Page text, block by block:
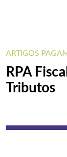
ARTIGOS
RPA
Tributos